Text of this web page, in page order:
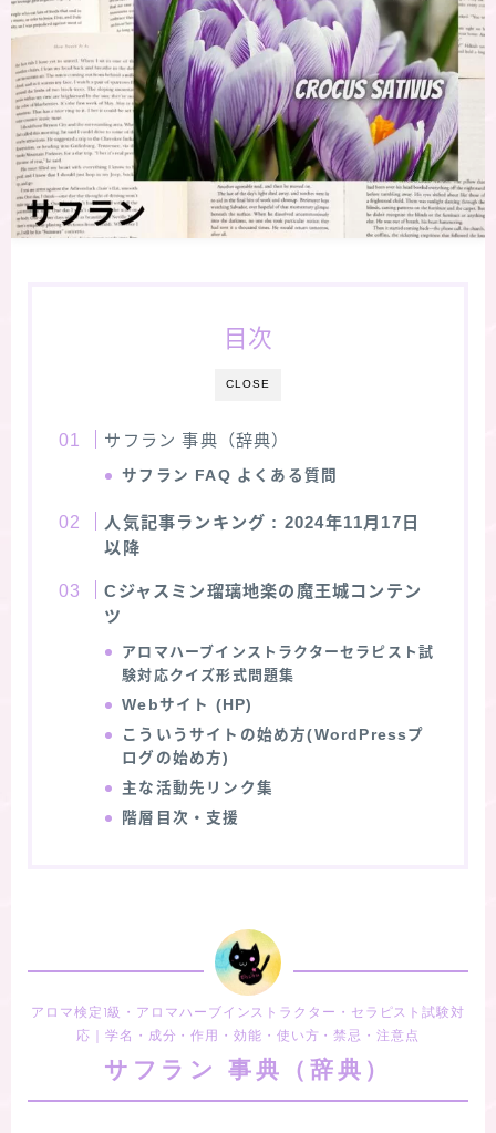
お知らせ
公式ウェブサイト『Botanical Study』
Cジャスミン瑠璃地楽の主な活動先リンク集
プロフィール
おすすめ商品＆レビュー
★スペシャルアロマハーブ４択クイズ (kindle出
お問い合わせ
サイトマップ
CLOSE
目次
サフラン 事典（辞典）
サフラン FAQ よくある質問
人気記事ランキング : 2024年11月17日
以降
Cジャスミン瑠璃地楽の魔王城コンテン
ツ
アロマハーブインストラクターセラピスト試
験対応クイズ形式問題集
Webサイト (HP)
こういうサイトの始め方(WordPressプ
ログの始め方)
主な活動先リンク集
階層目次・支援
アロマ検定1級・アロマハーブインストラクター・セラピスト試験対
応｜学名・成分・作用・効能・使い方・禁忌・注意点
サフラン 事典（辞典）